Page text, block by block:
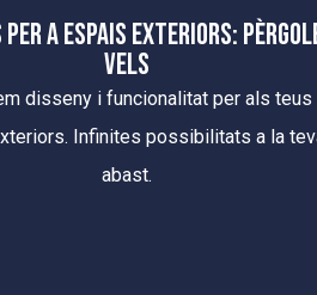
A ESPAIS EXTERIORS:
VELS
disseny i funcionalitat per als teus
Infinites possibilitats a la
abast.